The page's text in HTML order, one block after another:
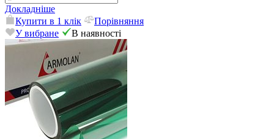
Докладніше
Купити в 1 клік
Порівняння
У вибране
В наявності